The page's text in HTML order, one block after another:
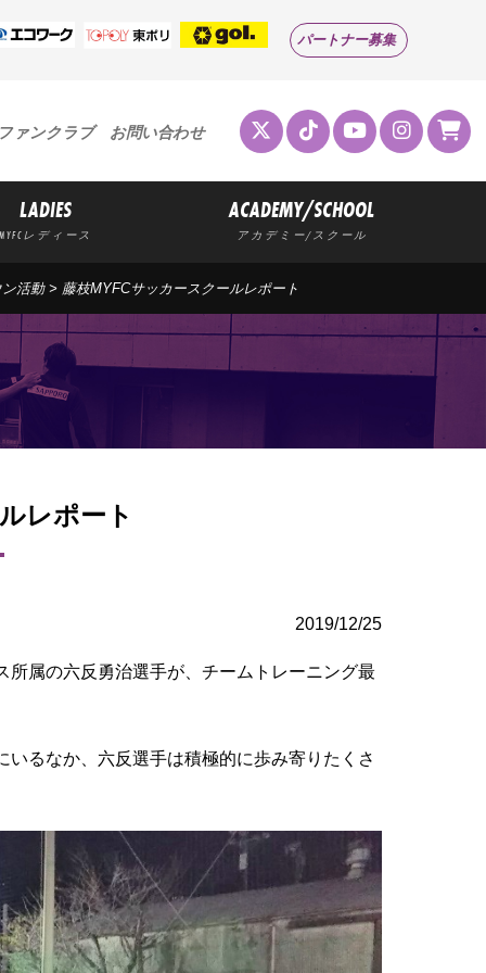
パートナー募集
ァンクラブ お問い合わせ
LADIES
レディース
ACADEMY/SCHOOL
アカデミー/スクール
活動> 藤枝MYFCサッカースクールレポート
レポート
2019/12/25
属の六反勇治選手が、チームトレーニング最
るなか、六反選手は積極的に歩み寄りたくさ